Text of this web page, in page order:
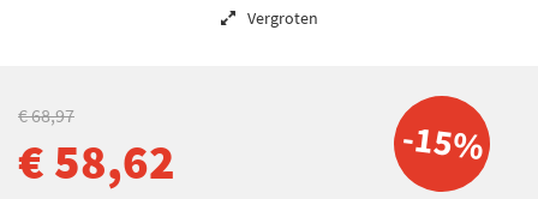
Vergroten
-15%
€ 68,97
€ 58,62